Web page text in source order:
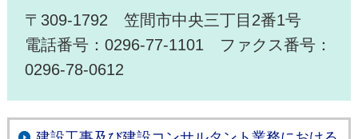
〒309-1792 笠間市中央三丁目2番1号
電話番号：0296-77-1101 ファクス番号：
0296-78-0612